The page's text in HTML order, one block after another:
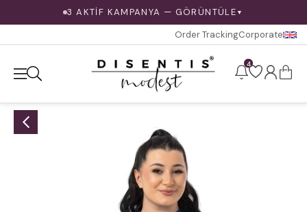
3 AKTİF KAMPANYA — GÖRÜNTÜLE ▼
Order TrackingCorporate
4